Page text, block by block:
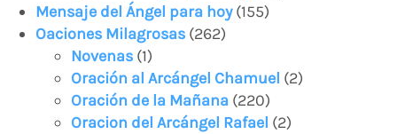
Mensaje del Ángel para hoy(155)
Oaciones Milagrosas (262)
Novenas (1)
Oración al Arcángel Chamuel (2)
Oración de la Mañana (220)
Oracion del Arcángel Rafael (2)